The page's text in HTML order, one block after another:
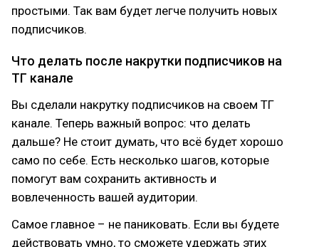
простыми. Так вам будет легче получить новых
подписчиков.
Что делать после накрутки подписчиков на
ТГ канале
Вы сделали накрутку подписчиков на своем ТГ
канале. Теперь важный вопрос: что делать
дальше? Не стоит думать, что всё будет хорошо
само по себе. Есть несколько шагов, которые
помогут вам сохранить активность и
вовлеченность вашей аудитории.
Самое главное – не паниковать. Если вы будете
действовать умно, то сможете удержать этих